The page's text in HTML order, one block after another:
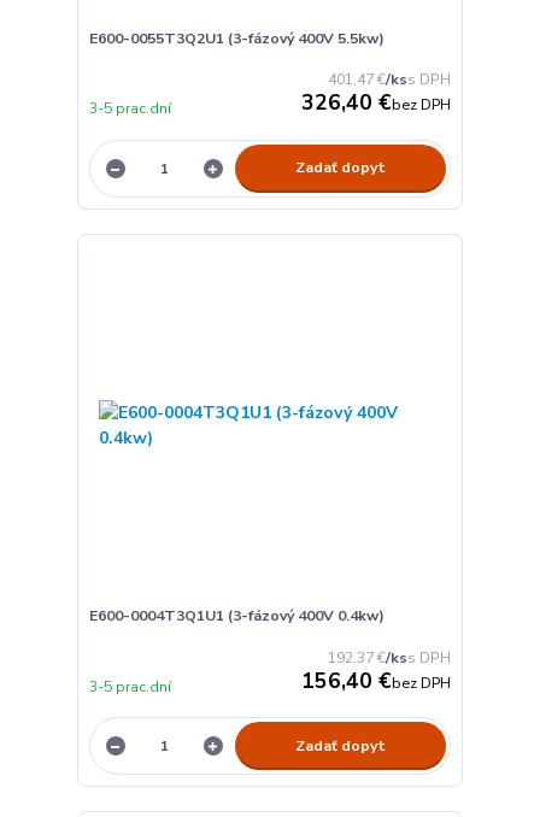
E600-0055T3Q2U1 (3-fázový 400V 5.5kw)
401,47 €/ks
326,40 €bez DPH
3-5 prac.dní
Zadať dopyt
E600-0004T3Q1U1 (3-fázový 400V 0.4kw)
192,37 €/ks
156,40 €bez DPH
3-5 prac.dní
Zadať dopyt